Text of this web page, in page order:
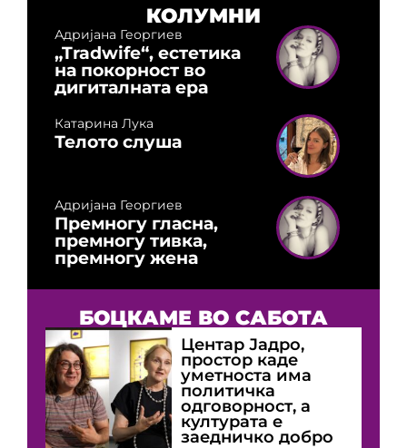
КОЛУМНИ
Адријана Георгиев
„Tradwife“, естетика
на покорност во
дигиталната ера
Катарина Лука
Телото слуша
Адријана Георгиев
Премногу гласна,
премногу тивка,
премногу жена
БОЦКАМЕ ВО САБОТА
Центар Јадро,
простор каде
уметноста има
политичка
одговорност, а
културата е
заедничко добро